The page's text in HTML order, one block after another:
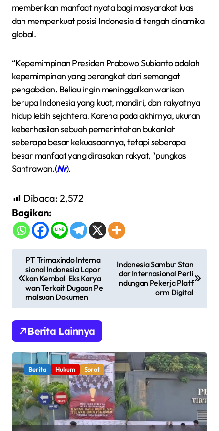
memberikan manfaat nyata bagi masyarakat luas
dan memperkuat posisi Indonesia di tengah dinamika
global.
“Kepemimpinan Presiden Prabowo Subianto adalah
kepemimpinan yang berangkat dari semangat
pengabdian. Beliau ingin meninggalkan warisan
berupa Indonesia yang kuat, mandiri, dan rakyatnya
hidup lebih sejahtera. Karena pada akhirnya, ukuran
keberhasilan sebuah pemerintahan bukanlah
seberapa besar kekuasaannya, tetapi seberapa
besar manfaat yang dirasakan rakyat, “pungkas
Santrawan.(Nr).
Dibaca: 2,572
Bagikan:
i
g
a
s
i
p
o
s
PT Trimaxindo Interna
sional Indonesia Lapor
kan Kembali Eks Karya
wan Terkait Dugaan Pe
malsuan Dokumen
Indonesia Sambut Stan
dar Internasional Perli
ndungan Pekerja Platf
orm Digital
Berita Lainnya
Berita Hukum Sorot